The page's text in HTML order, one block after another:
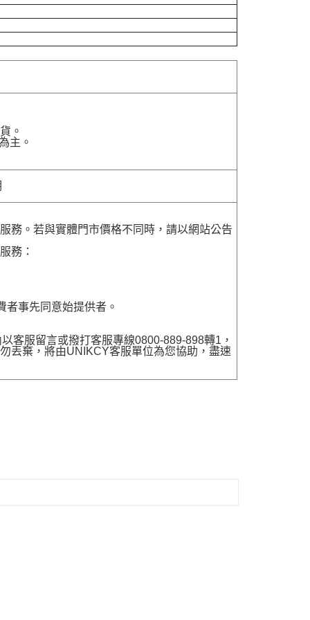
。
主。
務。若與實體門市價格不同時，請以網站公告
務：
事先同意始提供者。
客服留言或撥打客服專線0800-889-898轉1，
丟棄，將由UNIKCY客服單位為您協助，盡速